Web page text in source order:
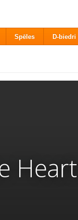
Spēles D-biedri
Heart